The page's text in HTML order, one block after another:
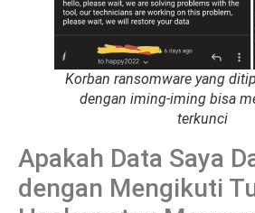
Korban ransomware yang
dengan iming-iming bisa
terkunci
Apakah Data Saya
dengan Mengikuti